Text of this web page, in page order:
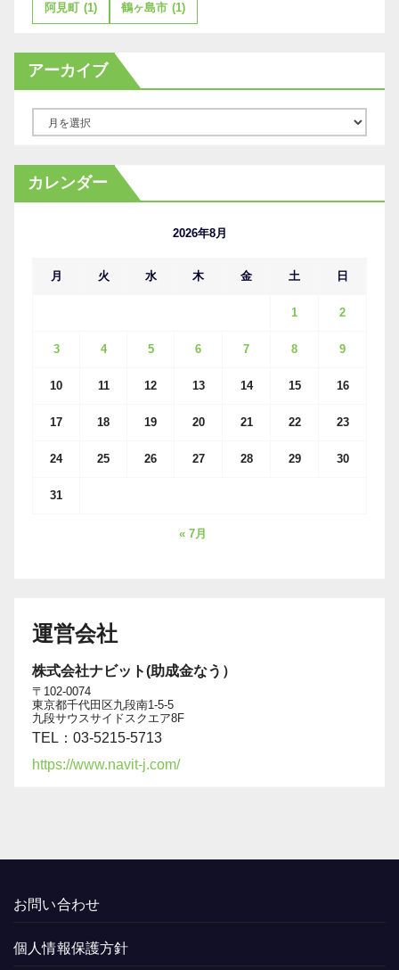
阿見町 (1) 鶴ヶ島市 (1)
アーカイブ
カ
イ
カレンダー
2026年8月
月 火 水 木 金 土 日
1 2
3 4 5 6 7 8 9
10 11 12 13 14 15 16
17 18 19 20 21 22 23
24 25 26 27 28 29 30
31
« 7月
運営会社
株式会社ナビット(助成金なう）
〒102-0074
東京都千代田区九段南1-5-5
九段サウスサイドスクエア8F
TEL：03-5215-5713
https://www.navit-j.com/
お問い合わせ
個人情報保護方針